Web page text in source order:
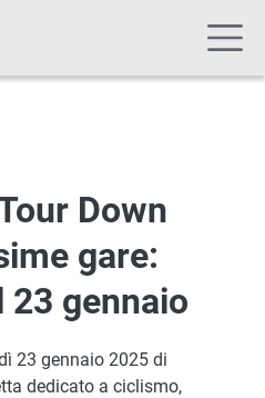
Down
gare:
23 gennaio
23 gennaio 2025 di
dedicato a ciclismo,